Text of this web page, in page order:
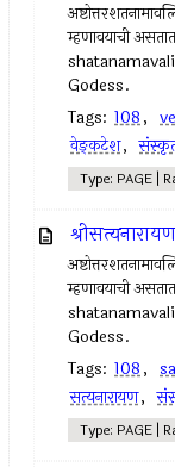
म्हणावयाची
Godess.
Tags: 108,
वेङ्कटेश,
Type: PAGE |
म्हणावयाची
Godess.
Tags: 108,
सत्यनारायण,
Type: PAGE |